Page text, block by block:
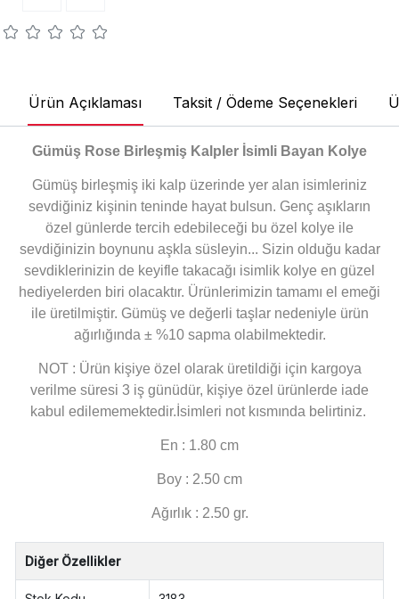
Ürün Açıklaması Taksit / Ödeme Seçenekleri
Gümüş Rose Birleşmiş Kalpler İsimli Bayan Kolye
Gümüş birleşmiş iki kalp üzerinde yer alan isimleriniz
sevdiğiniz kişinin teninde hayat bulsun. Genç aşıkların
özel günlerde tercih edebileceği bu özel kolye ile
sevdiğinizin boynunu aşkla süsleyin... Sizin olduğu kadar
sevdiklerinizin de keyifle takacağı isimlik kolye en güzel
hediyelerden biri olacaktır. Ürünlerimizin tamamı el emeği
ile üretilmiştir. Gümüş ve değerli taşlar nedeniyle ürün
ağırlığında ± %10 sapma olabilmektedir.
NOT : Ürün kişiye özel olarak üretildiği için kargoya
verilme süresi 3 iş günüdür, kişiye özel ürünlerde iade
kabul edilememektedir.İsimleri not kısmında belirtiniz.
En : 1.80 cm
Boy : 2.50 cm
Ağırlık : 2.50 gr.
Diğer Özellikler